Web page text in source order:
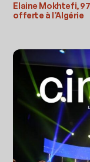
Elaine Mokhtefi,
offerte à l’Algérie